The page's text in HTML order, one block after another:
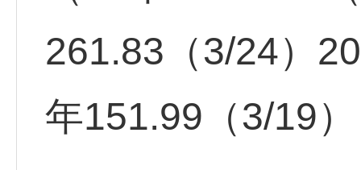
261.83（3/24）
年151.99（3/19